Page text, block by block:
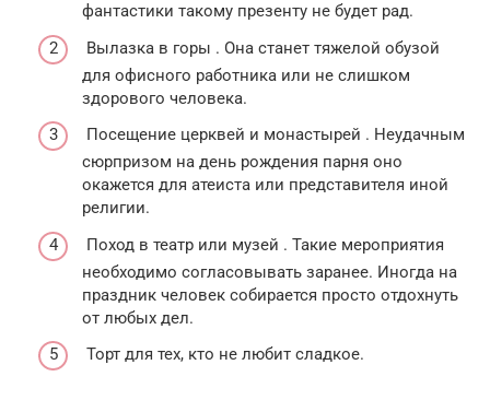
фантастики такому презенту не будет рад.
Вылазка в горы . Она станет тяжелой обузой
для офисного работника или не слишком
здорового человека.
Посещение церквей и монастырей . Неудачным
сюрпризом на день рождения парня оно
окажется для атеиста или представителя иной
религии.
Поход в театр или музей . Такие мероприятия
необходимо согласовывать заранее. Иногда на
праздник человек собирается просто отдохнуть
от любых дел.
Торт для тех, кто не любит сладкое.